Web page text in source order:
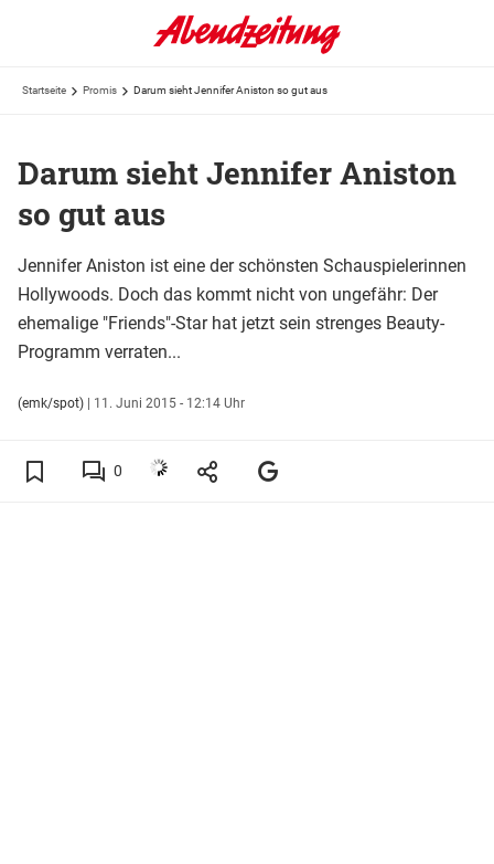
Startseite Promis Darum sieht Jennifer Aniston so gut aus
Darum sieht Jennifer Aniston
so gut aus
Jennifer Aniston ist eine der schönsten Schauspielerinnen
Hollywoods. Doch das kommt nicht von ungefähr: Der
ehemalige "Friends"-Star hat jetzt sein strenges Beauty-
Programm verraten...
(emk/spot) | 11. Juni 2015 - 12:14 Uhr
0